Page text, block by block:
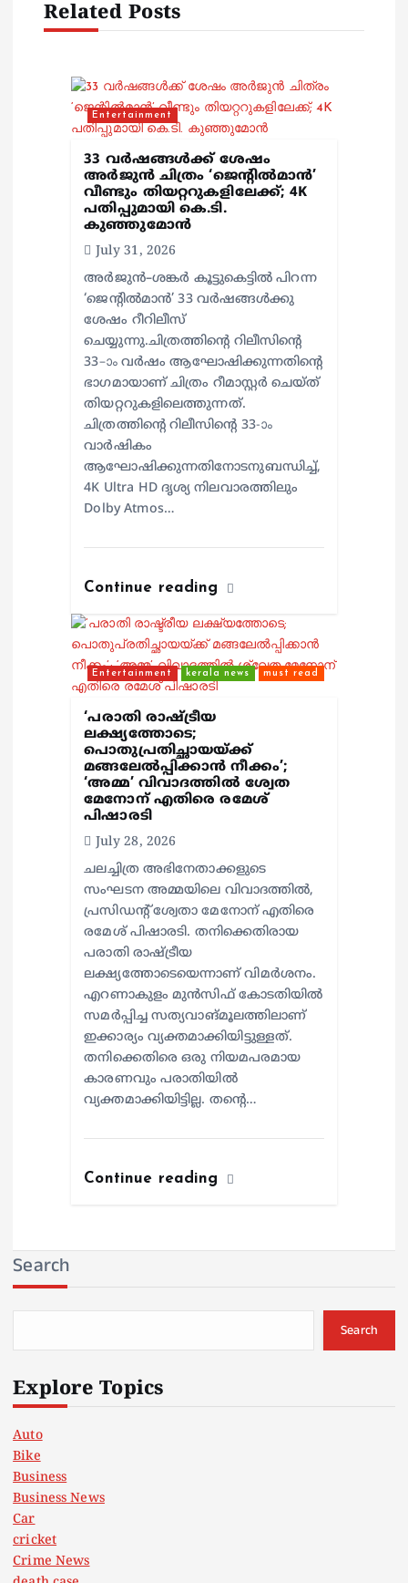
a
Related Posts
Entertainment
33 വർഷങ്ങൾക്ക് ശേഷം
അർജുൻ ചിത്രം ‘ജെന്റിൽമാൻ’
വീണ്ടും തിയറ്ററുകളിലേക്ക്; 4K
പതിപ്പുമായി കെ.ടി.
കുഞ്ഞുമോൻ
July 31, 2026
അർജുൻ–ശങ്കർ കൂട്ടുകെട്ടിൽ പിറന്ന
‘ജെന്റിൽമാൻ’ 33 വർഷങ്ങൾക്കു
ശേഷം റീറിലീസ്
ചെയ്യുന്നു.ചിത്രത്തിന്റെ റിലീസിന്റെ
33–ാം വർഷം ആഘോഷിക്കുന്നതിന്റെ
ഭാഗമായാണ് ചിത്രം റീമാസ്റ്റർ ചെയ്ത്
തിയറ്ററുകളിലെത്തുന്നത്.
ചിത്രത്തിന്റെ റിലീസിന്റെ 33-ാം
വാർഷികം
ആഘോഷിക്കുന്നതിനോടനുബന്ധിച്ച്,
4K Ultra HD ദൃശ്യ നിലവാരത്തിലും
Dolby Atmos…
Continue reading
Entertainment kerala news must read
‘പരാതി രാഷ്ട്രീയ
ലക്ഷ്യത്തോടെ;
പൊതുപ്രതിച്ഛായയ്ക്ക്
മങ്ങലേല്‍പ്പിക്കാന്‍ നീക്കം’;
‘അമ്മ’ വിവാദത്തില്‍ ശ്വേത
മേനോന് എതിരെ രമേശ്
പിഷാരടി
July 28, 2026
ചലച്ചിത്ര അഭിനേതാക്കളുടെ
സംഘടന അമ്മയിലെ വിവാദത്തില്‍,
പ്രസിഡന്റ് ശ്വേതാ മേനോന് എതിരെ
രമേശ് പിഷാരടി. തനിക്കെതിരായ
പരാതി രാഷ്ട്രീയ
ലക്ഷ്യത്തോടെയെന്നാണ് വിമര്‍ശനം.
എറണാകുളം മുന്‍സിഫ് കോടതിയില്‍
സമര്‍പ്പിച്ച സത്യവാങ്മൂലത്തിലാണ്
ഇക്കാര്യം വ്യക്തമാക്കിയിട്ടുള്ളത്.
തനിക്കെതിരെ ഒരു നിയമപരമായ
കാരണവും പരാതിയില്‍
വ്യക്തമാക്കിയിട്ടില്ല. തന്റെ…
Continue reading
Search
Search
Explore Topics
Auto
Bike
Business
Business News
Car
cricket
Crime News